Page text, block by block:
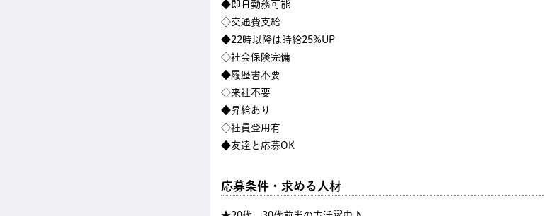
◆即日勤務可能
◇交通費支給
◆22時以降は時給25%UP
◇社会保険完備
◆履歴書不要
◇来社不要
◆昇給あり
◇社員登用有
◆友達と応募OK
応募条件・求める人材